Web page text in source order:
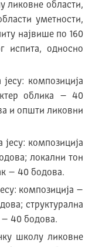
ликовне области,
уметности,
највише по 160
испита, односно
композиција
облика – 40
и општи ликовни
композиција
локални тон
– 40 бодова.
композиција –
структурална
– 40 бодова.
школу ликовне